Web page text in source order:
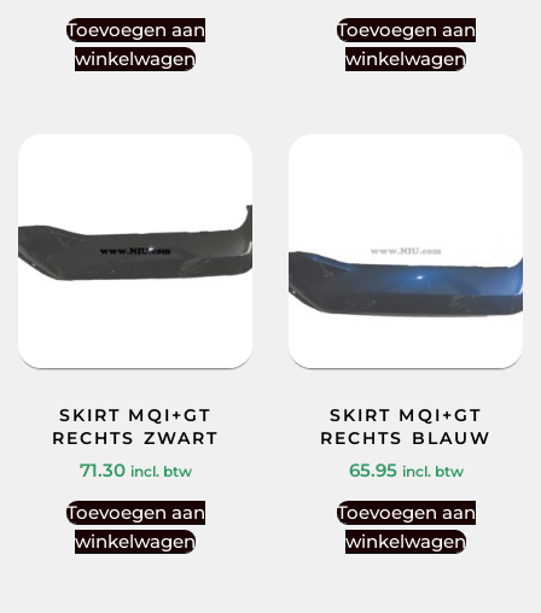
Toevoegen aan
winkelwagen
Toevoegen aan
winkelwagen
SKIRT MQI+GT
RECHTS ZWART
71.30 incl. btw
Toevoegen aan
winkelwagen
SKIRT MQI+GT
RECHTS BLAUW
65.95 incl. btw
Toevoegen aan
winkelwagen